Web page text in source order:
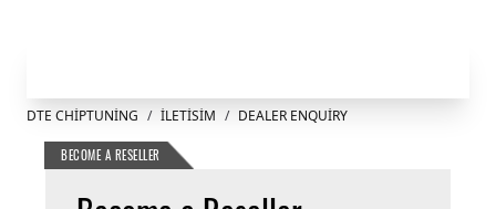
DTE CHIPTUNING / ILETISIM / DEALER ENQUIRY
BECOME A RESELLER